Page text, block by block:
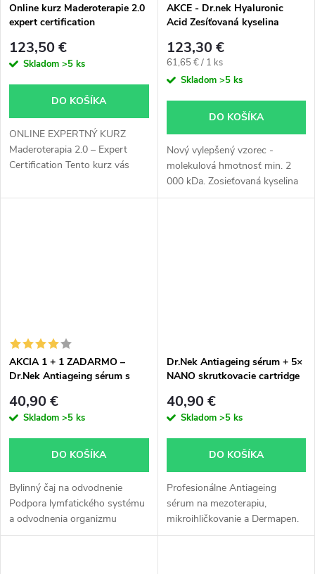
Online kurz Maderoterapie 2.0
expert certification
123,50 €
Skladom >5 ks
DO KOŠÍKA
ONLINE EXPERTNÝ KURZ
Maderoterapia 2.0 – Expert
Certification Tento kurz vás
vytvorený v spolupráci so 4
AKCE - Dr.nek Hyaluronic
Acid Zesíťovaná kyselina
123,30 €
Jednotková
cena:
61,65 € / 1 ks
Skladom >5 ks
DO KOŠÍKA
Nový vylepšený vzorec -
molekulová hmotnosť min. 2
000 kDa. Zosieťovaná kyselina
hyalurónová v koncentrácii
AKCIA 1 + 1 ZADARMO –
Dr.Nek Antiageing sérum s
kolagénom, aminokyselinami
a minerálmi pre mezoterapiu a
40,90 €
Skladom >5 ks
DO KOŠÍKA
Bylinný čaj na odvodnenie
Podpora lymfatického systému
a odvodnenia organizmu
Funkčná bylinná zmes na
Dr.Nek Antiageing sérum + 5×
NANO skrutkovacie cartridge
40,90 €
Skladom >5 ks
DO KOŠÍKA
Profesionálne Antiageing
sérum na mezoterapiu,
mikroihličkovanie a Dermapen.
Obsahuje kyselinu hyalurónovú,